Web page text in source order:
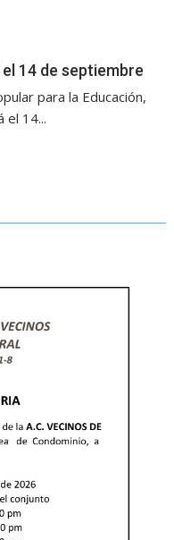
14 de septiembre
para la Educación,
el 14...